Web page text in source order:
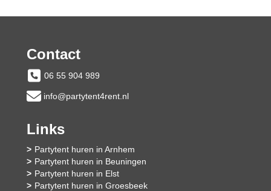
Contact
06 55 904 989
info@partytent4rent.nl
Links
Partytent huren in Arnhem
Partytent huren in Beuningen
Partytent huren in Elst
Partytent huren in Groesbeek